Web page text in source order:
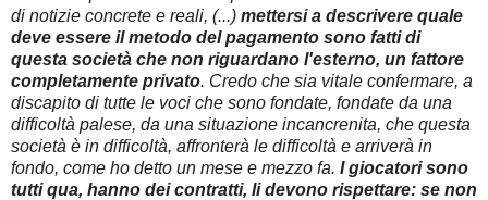
di notizie concrete e reali, (...) mettersi a descrivere quale
deve essere il metodo del pagamento sono fatti di
questa società che non riguardano l'esterno, un fattore
completamente privato. Credo che sia vitale confermare, a
discapito di tutte le voci che sono fondate, fondate da una
difficoltà palese, da una situazione incancrenita, che questa
società è in difficoltà, affronterà le difficoltà e arriverà in
fondo, come ho detto un mese e mezzo fa. I giocatori sono
tutti qua, hanno dei contratti, li devono rispettare: se non